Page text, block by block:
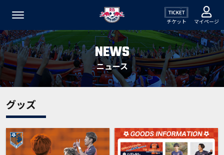
チケット マイページ
NEWS
ニュース
グッズ